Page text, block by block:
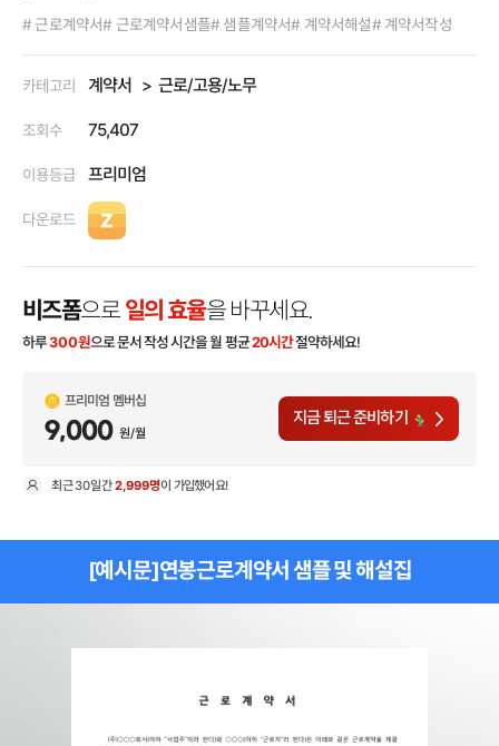
# 근로계약서# 근로계약서샘플# 샘플계약서# 계약서해설# 계약서작성
카테고리 계약서 근로/고용/노무
조회수 75,407
이용등급 프리미엄
다운로드
비즈폼으로 일의 효율을 바꾸세요.
하루300원으로 문서 작성 시간을 월 평균20시간절약하세요!
프리미엄 멤버십
9,000 원/월
지금 퇴근 준비하기
최근30일간2,999명이 가입했어요!
[예시문]연봉근로계약서 샘플 및 해설집